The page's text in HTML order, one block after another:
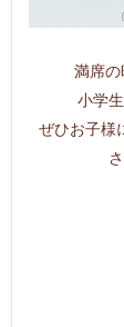
満席
小学
ぜひお子様